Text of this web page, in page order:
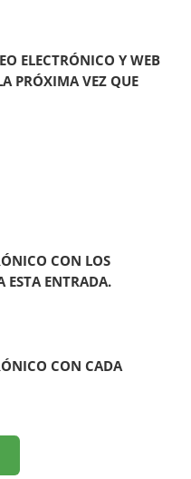
ELECTRÓNICO Y WEB
PRÓXIMA VEZ QUE
CON LOS
ESTA ENTRADA.
CON CADA